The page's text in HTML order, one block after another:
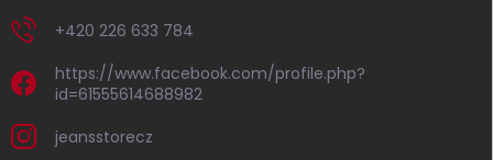
+420 226 633 784
https://www.facebook.com/profile.php?
id=61555614688982
jeansstorecz